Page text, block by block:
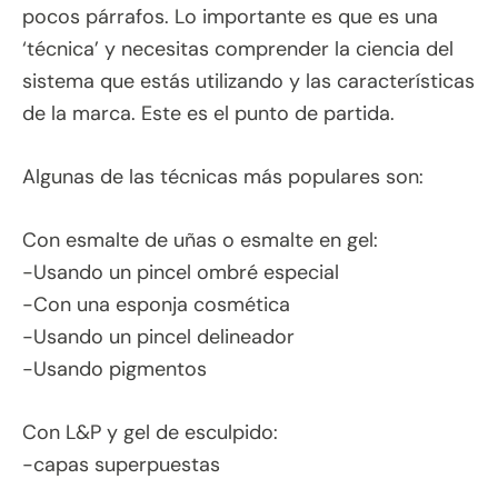
pocos párrafos. Lo importante es que es una
‘técnica’ y necesitas comprender la ciencia del
sistema que estás utilizando y las características
de la marca. Este es el punto de partida.
Algunas de las técnicas más populares son:
Con esmalte de uñas o esmalte en gel:
-Usando un pincel ombré especial
-Con una esponja cosmética
-Usando un pincel delineador
-Usando pigmentos
Con L&P y gel de esculpido:
-capas superpuestas